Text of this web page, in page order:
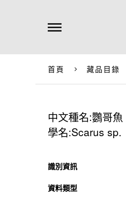
首頁 藏品目錄
中文種名:鸚哥魚
學名:Scarus sp.
識別資訊
資料類型